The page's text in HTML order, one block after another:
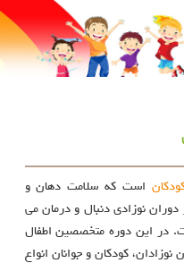
است که سلامت دهان و
نوزادی دنبال و درمان می
در این دوره متخصصین اطفال
نوزادان، کودکان و جوانان انواع